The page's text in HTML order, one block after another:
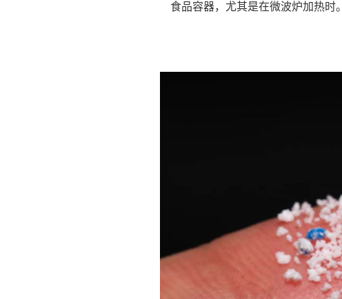
食品容器，尤其是在微波炉加热时。